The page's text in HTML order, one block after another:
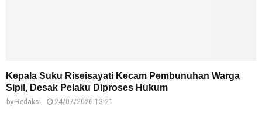
Kepala Suku Riseisayati Kecam Pembunuhan Warga
Sipil, Desak Pelaku Diproses Hukum
by Redaksi 24/07/2026 13:21